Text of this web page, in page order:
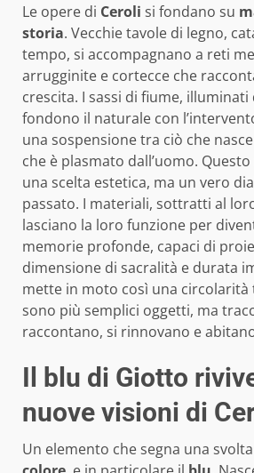
Le opere di Ceroli si fondano su
storia. Vecchie tavole di legno,
tempo, si accompagnano a reti
arrugginite e cortecce che
crescita. I sassi di fiume, illuminati
fondono il naturale con
una sospensione tra ciò che
che è plasmato dall’uomo.
una scelta estetica, ma un vero
passato. I materiali, sottratti al
lasciano la loro funzione per
memorie profonde, capaci di
dimensione di sacralità e durata
mette in moto così una circolarità
sono più semplici oggetti, ma
raccontano, si rinnovano e
Il blu di Giotto
nuove visioni di
Un elemento che segna una